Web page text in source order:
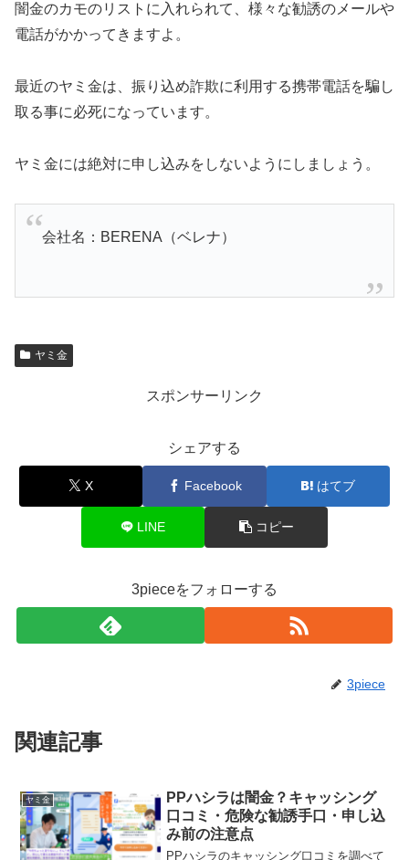
闇金のカモのリストに入れられて、様々な勧誘のメールや
電話がかかってきますよ。
最近のヤミ金は、振り込め詐欺に利用する携帯電話を騙し
取る事に必死になっています。
ヤミ金には絶対に申し込みをしないようにしましょう。
会社名：BERENA（ベレナ）
ヤミ金
スポンサーリンク
シェアする
X Facebook はてブ
LINE コピー
3pieceをフォローする
3piece
関連記事
ヤミ金
PPハシラは闇金？キャッシング
口コミ・危険な勧誘手口・申し込
み前の注意点
PPハシラのキャッシング口コミを調べて